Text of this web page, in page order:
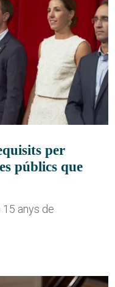
per
públics que
anys de